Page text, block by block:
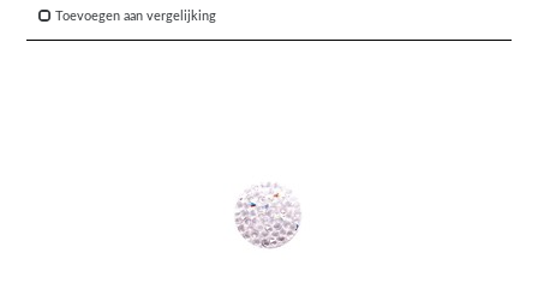
Toevoegen aan vergelijking